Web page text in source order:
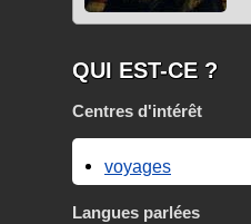
QUI EST-CE ?
Centres d'intérêt
voyages
Langues parlées